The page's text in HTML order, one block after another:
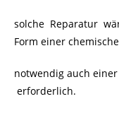
solche Reparatur
Form einer
notwendig auch
erforderlich.